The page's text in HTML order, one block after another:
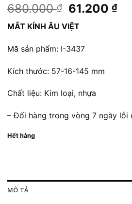
680.000₫
Giá
gốc
là:
680.000 ₫.
61.200₫Giá
MẮT KÍNH ÂU VIỆT
Mã sản phẩm: I-3437
Kích thước: 57-16-145 mm
Chất liệu: Kim loại, nhựa
– Đổi hàng trong vòng 7 ngày lỗi
Hết hàng
MÔ TẢ